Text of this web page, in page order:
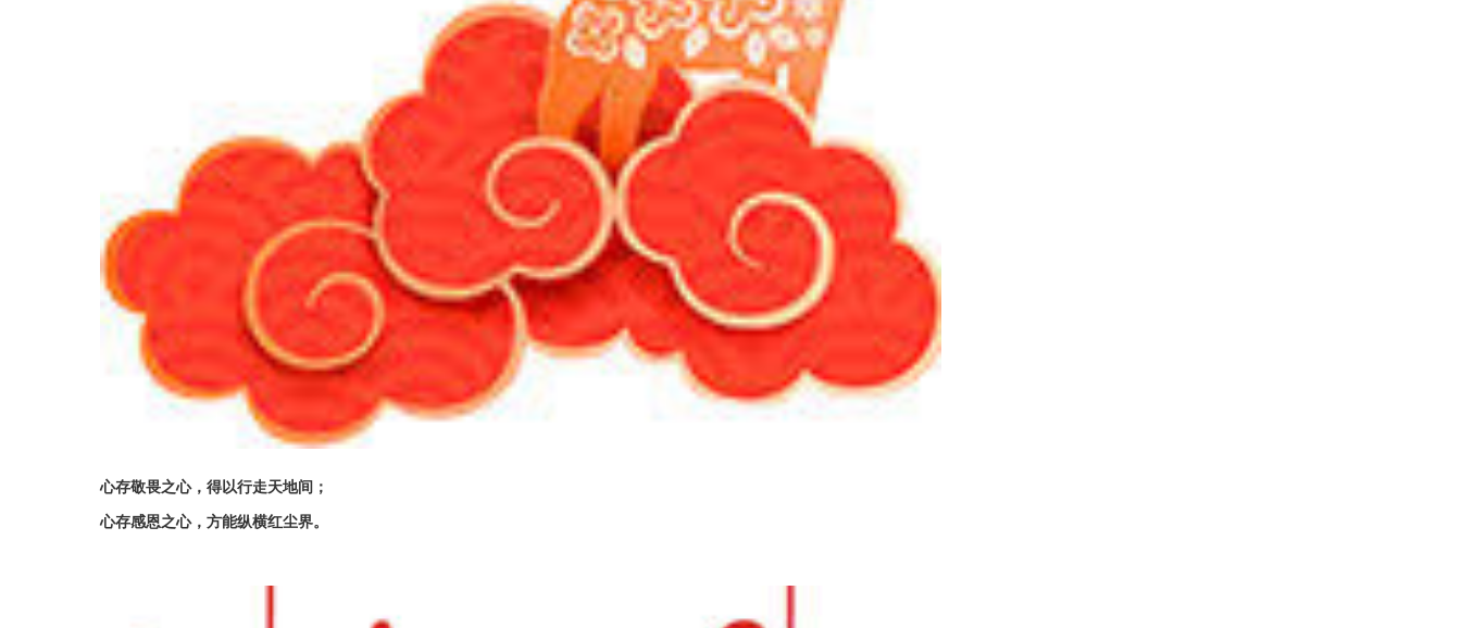
心存敬畏之心，得以行走天地间；
心存感恩之心，方能纵横红尘界。